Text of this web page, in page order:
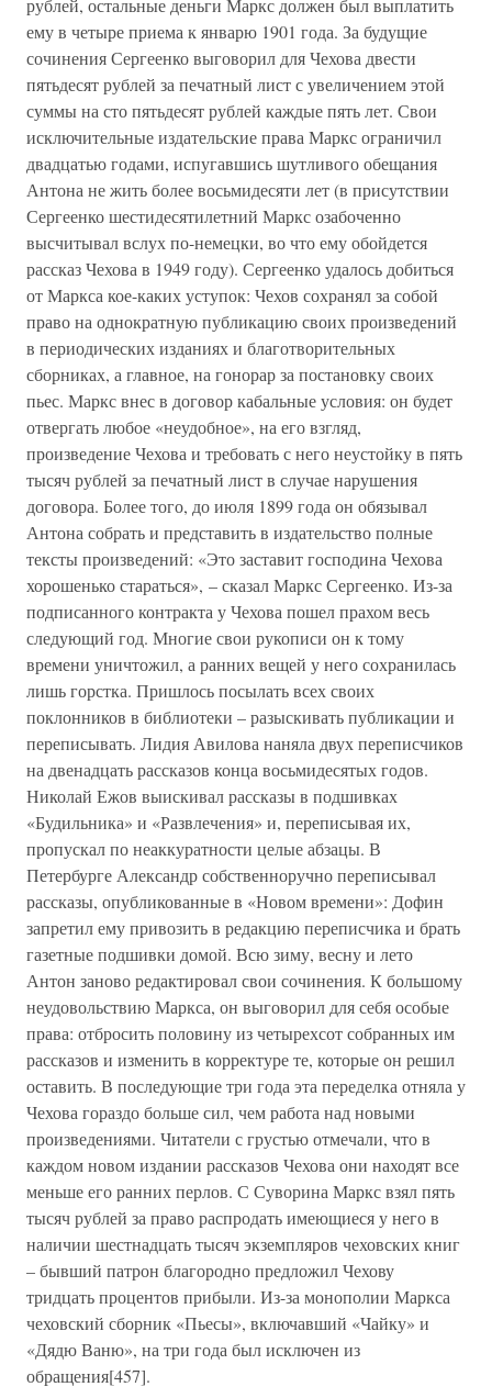
рублей, остальные деньги Маркс должен был выплатить
ему в четыре приема к январю 1901 года. За будущие
сочинения Сергеенко выговорил для Чехова двести
пятьдесят рублей за печатный лист с увеличением этой
суммы на сто пятьдесят рублей каждые пять лет. Свои
исключительные издательские права Маркс ограничил
двадцатью годами, испугавшись шутливого обещания
Антона не жить более восьмидесяти лет (в присутствии
Сергеенко шестидесятилетний Маркс озабоченно
высчитывал вслух по-немецки, во что ему обойдется
рассказ Чехова в 1949 году). Сергеенко удалось добиться
от Маркса кое-каких уступок: Чехов сохранял за собой
право на однократную публикацию своих произведений
в периодических изданиях и благотворительных
сборниках, а главное, на гонорар за постановку своих
пьес. Маркс внес в договор кабальные условия: он будет
отвергать любое «неудобное», на его взгляд,
произведение Чехова и требовать с него неустойку в пять
тысяч рублей за печатный лист в случае нарушения
договора. Более того, до июля 1899 года он обязывал
Антона собрать и представить в издательство полные
тексты произведений: «Это заставит господина Чехова
хорошенько стараться», – сказал Маркс Сергеенко. Из-за
подписанного контракта у Чехова пошел прахом весь
следующий год. Многие свои рукописи он к тому
времени уничтожил, а ранних вещей у него сохранилась
лишь горстка. Пришлось посылать всех своих
поклонников в библиотеки – разыскивать публикации и
переписывать. Лидия Авилова наняла двух переписчиков
на двенадцать рассказов конца восьмидесятых годов.
Николай Ежов выискивал рассказы в подшивках
«Будильника» и «Развлечения» и, переписывая их,
пропускал по неаккуратности целые абзацы. В
Петербурге Александр собственноручно переписывал
рассказы, опубликованные в «Новом времени»: Дофин
запретил ему привозить в редакцию переписчика и брать
газетные подшивки домой. Всю зиму, весну и лето
Антон заново редактировал свои сочинения. К большому
неудовольствию Маркса, он выговорил для себя особые
права: отбросить половину из четырехсот собранных им
рассказов и изменить в корректуре те, которые он решил
оставить. В последующие три года эта переделка отняла у
Чехова гораздо больше сил, чем работа над новыми
произведениями. Читатели с грустью отмечали, что в
каждом новом издании рассказов Чехова они находят все
меньше его ранних перлов. С Суворина Маркс взял пять
тысяч рублей за право распродать имеющиеся у него в
наличии шестнадцать тысяч экземпляров чеховских книг
– бывший патрон благородно предложил Чехову
тридцать процентов прибыли. Из-за монополии Маркса
чеховский сборник «Пьесы», включавший «Чайку» и
«Дядю Ваню», на три года был исключен из
обращения[457].